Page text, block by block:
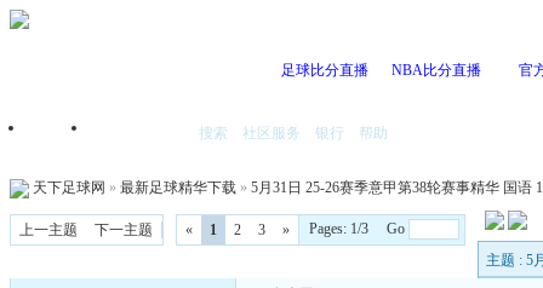
足球比分直播 NBA比分直播 官
首页 搜索 社区服务 银行 帮助
天下足球网 » 最新足球精华下载 » 5月31日 25-26赛季意甲第38轮赛事精华 国语
上一主题 下一主题 « 1 2 3 »
Pages: 1/3 Go
主题 : 5